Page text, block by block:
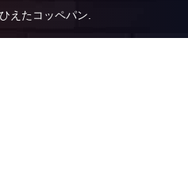
えたコッペパン.